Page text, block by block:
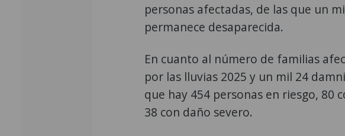
personas afectadas, de las que un
permanece desaparecida.
En cuanto al número de familias
por las lluvias 2025 y un mil 24
que hay 454 personas en riesgo, 80
38 con daño severo.